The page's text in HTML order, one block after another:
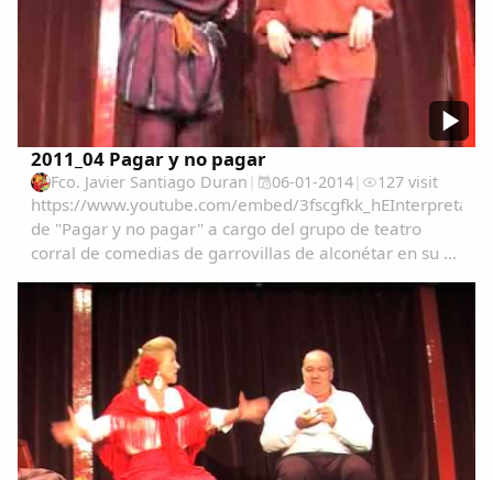
2011_04 Pagar y no pagar
Fco. Javier Santiago Duran | 06-01-2014| 127 visit
https://www.youtube.com/embed/
de "Pagar y no pagar" a cargo del grupo de teatro
corral de comedias de garrovillas de alconétar en su xx
aniversario. ...